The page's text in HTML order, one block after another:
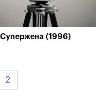
Супержена (1996)
2